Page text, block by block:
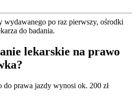
wydawanego po raz pierwszy, ośrodki
do badania.
lekarskie na prawo
do prawa jazdy wynosi ok. 200 zł